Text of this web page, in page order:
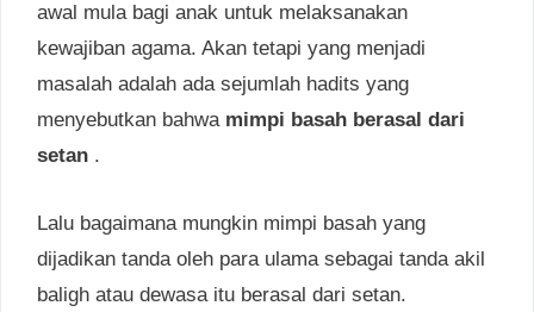
awal mula bagi anak untuk melaksanakan
kewajiban agama. Akan tetapi yang menjadi
masalah adalah ada sejumlah hadits yang
menyebutkan bahwa mimpi basah berasal dari
setan .
Lalu bagaimana mungkin mimpi basah yang
dijadikan tanda oleh para ulama sebagai tanda akil
baligh atau dewasa itu berasal dari setan.